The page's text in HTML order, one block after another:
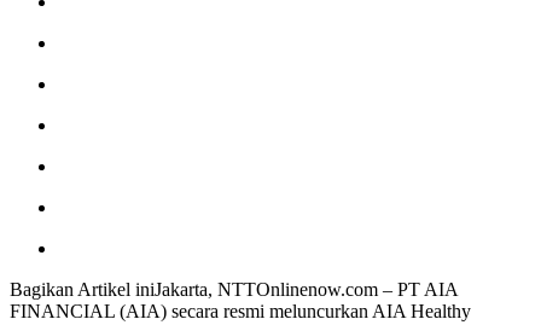
Bagikan Artikel iniJakarta, NTTOnlinenow.com – PT AIA
FINANCIAL (AIA) secara resmi meluncurkan AIA Healthy